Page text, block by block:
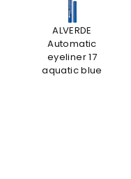
ALVERDE
Automatic
eyeliner 17
aquatic blue